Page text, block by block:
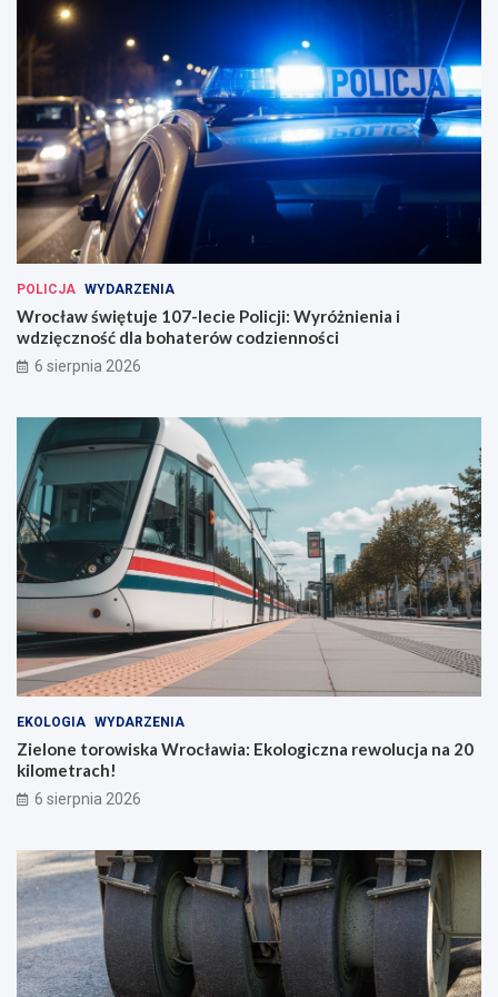
w
a
w
e
W
r
o
c
ł
w
i
u
u
w
POLICJA WYDARZENIA
Wrocław świętuje 107-lecie Policji: Wyróżnienia i
wdzięczność dla bohaterów codzienności
6 sierpnia 2026
EKOLOGIA WYDARZENIA
Zielone torowiska Wrocławia: Ekologiczna rewolucja na 20
kilometrach!
6 sierpnia 2026